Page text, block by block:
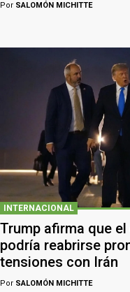
Por SALOMÓN MICHITTE
INTERNACIONAL
Trump afirma que
podría reabrirse
tensiones con Irán
Por SALOMÓN MICHITTE